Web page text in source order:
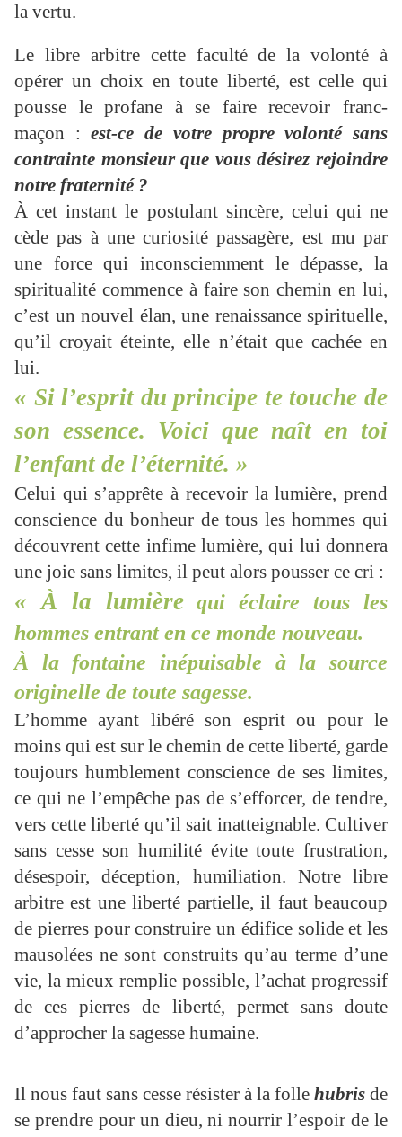
la vertu.
Le libre arbitre cette faculté de la volonté à
opérer un choix en toute liberté, est celle qui
pousse le profane à se faire recevoir franc-
maçon :est-ce de votre propre volonté sans
contrainte monsieur que vous désirez rejoindre
notre fraternité ?
À cet instant le postulant sincère, celui qui ne
cède pas à une curiosité passagère, est mu par
une force qui inconsciemment le dépasse, la
spiritualité commence à faire son chemin en lui,
c’est un nouvel élan, une renaissance spirituelle,
qu’il croyait éteinte, elle n’était que cachée en
lui.
« Si l’esprit du principe te touche de
son essence. Voici que naît en toi
l’enfant de l’éternité. »
Celui qui s’apprête à recevoir la lumière, prend
conscience du bonheur de tous les hommes qui
découvrent cette infime lumière, qui lui donnera
une joie sans limites, il peut alors pousser ce cri :
« À la lumière qui éclaire tous les
hommes entrant en ce monde nouveau.
À la fontaine inépuisable à la source
originelle de toute sagesse.
L’homme ayant libéré son esprit ou pour le
moins qui est sur le chemin de cette liberté, garde
toujours humblement conscience de ses limites,
ce qui ne l’empêche pas de s’efforcer, de tendre,
vers cette liberté qu’il sait inatteignable. Cultiver
sans cesse son humilité évite toute frustration,
désespoir, déception, humiliation. Notre libre
arbitre est une liberté partielle, il faut beaucoup
de pierres pour construire un édifice solide et les
mausolées ne sont construits qu’au terme d’une
vie, la mieux remplie possible, l’achat progressif
de ces pierres de liberté, permet sans doute
d’approcher la sagesse humaine.
Il nous faut sans cesse résister à la folle hubris de
se prendre pour un dieu, ni nourrir l’espoir de le